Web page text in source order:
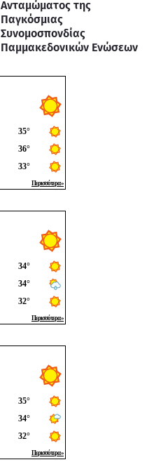
Ανταμώματος της
Παγκόσμιας
Συνομοσπονδίας
Παμμακεδονικών Ενώσεων